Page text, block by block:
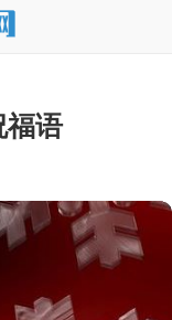
福语